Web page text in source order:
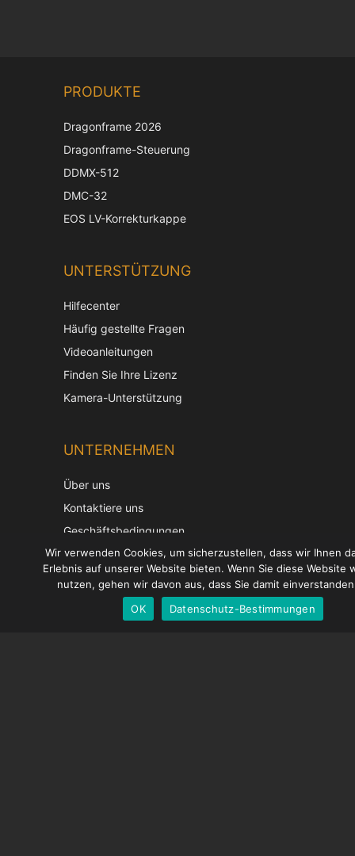
PRODUKTE
Dragonframe 2026
Dragonframe-Steuerung
DDMX-512
DMC-32
EOS LV-Korrekturkappe
UNTERSTÜTZUNG
Hilfecenter
Häufig gestellte Fragen
Videoanleitungen
Finden Sie Ihre Lizenz
Kamera-Unterstützung
UNTERNEHMEN
Über uns
Kontaktiere uns
Geschäftsbedingungen
Datenschutz-Bestimmungen
Versandbedingungen
Wir verwenden Cookies, um sicherzustellen, dass wir Ihnen
Erlebnis auf unserer Website bieten. Wenn Sie diese Website
nutzen, gehen wir davon aus, dass Sie damit
OK
Datenschutz-Bestimmungen